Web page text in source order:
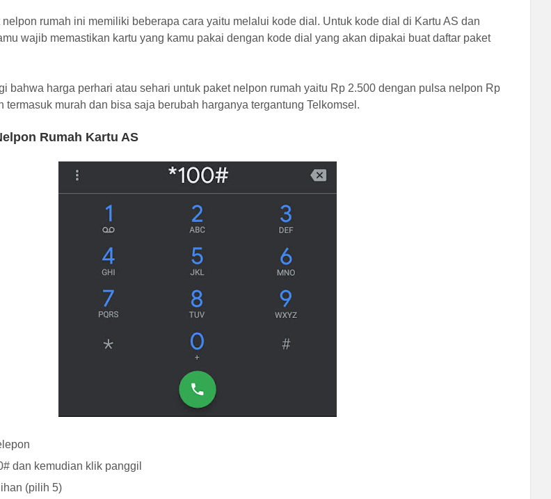
nelpon rumah ini memiliki beberapa cara yaitu melalui kode dial. Untuk kode dial di Kartu AS dan
wajib memastikan kartu yang kamu pakai dengan kode dial yang akan dipakai buat daftar paket
bahwa harga perhari atau sehari untuk paket nelpon rumah yaitu Rp 2.500 dengan pulsa nelpon Rp
termasuk murah dan bisa saja berubah harganya tergantung Telkomsel.
Rumah Kartu AS
dan kemudian klik panggil
(pilih 5)